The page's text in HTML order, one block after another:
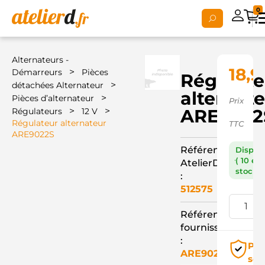
0
Alternateurs -
Démarreurs
>
Pièces
détachées Alternateur
>
Pièces d’alternateur >
Régulateurs > 12 V >
Régulateur alternateur
ARE9022S
Référence
AtelierD
:
512575
Référence
fournisseur
:
ARE9022S
Prix
TTC
( 10 en
stock )